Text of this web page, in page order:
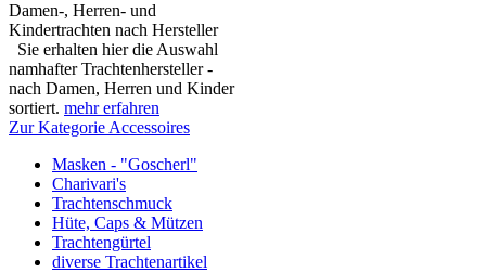
Damen-, Herren- und
Kindertrachten nach Hersteller
Sie erhalten hier die Auswahl
namhafter Trachtenhersteller -
nach Damen, Herren und Kinder
sortiert. mehr erfahren
Zur Kategorie Accessoires
Masken - "Goscherl"
Charivari's
Trachtenschmuck
Hüte, Caps & Mützen
Trachtengürtel
diverse Trachtenartikel